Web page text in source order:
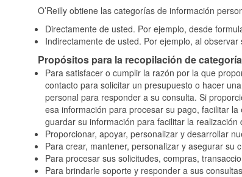
O’Reilly obtiene las categorías de información
Directamente de usted. Por ejemplo, desde
Indirectamente de usted. Por ejemplo, al
Propósitos para la recopilación de
Para satisfacer o cumplir la razón por la que
contacto para solicitar un presupuesto o hacer
personal para responder a su consulta. Si
esa información para procesar su pago, facilitar
guardar su información para facilitar la
Proporcionar, apoyar, personalizar y desarrollar
Para crear, mantener, personalizar y asegurar su
Para procesar sus solicitudes, compras,
Para brindarle soporte y responder a sus